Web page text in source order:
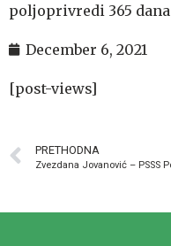
poljoprivredi 365
December 6, 2021
[post-views]
PRETHODNA